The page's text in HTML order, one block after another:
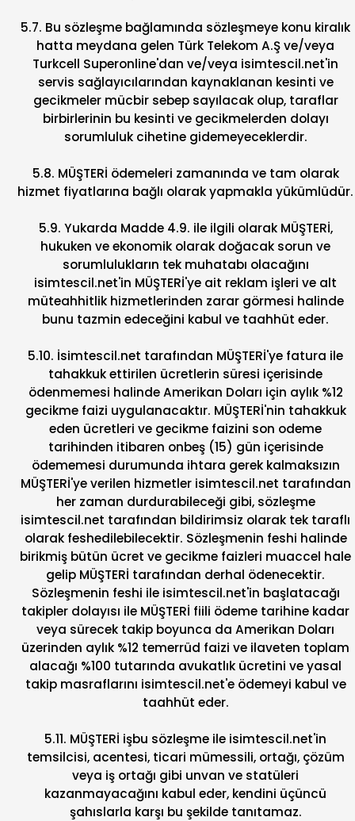
5.7. Bu sözleşme bağlamında sözleşmeye konu kiralık
hatta meydana gelen Türk Telekom A.Ş ve/veya
Turkcell Superonline'dan ve/veya isimtescil.net'in
servis sağlayıcılarından kaynaklanan kesinti ve
gecikmeler mücbir sebep sayılacak olup, taraflar
birbirlerinin bu kesinti ve gecikmelerden dolayı
sorumluluk cihetine gidemeyeceklerdir.
5.8. MÜŞTERİ ödemeleri zamanında ve tam olarak
hizmet fiyatlarına bağlı olarak yapmakla yükümlüdür.
5.9. Yukarda Madde 4.9. ile ilgili olarak MÜŞTERİ,
hukuken ve ekonomik olarak doğacak sorun ve
sorumlulukların tek muhatabı olacağını
isimtescil.net'in MÜŞTERİ'ye ait reklam işleri ve alt
müteahhitlik hizmetlerinden zarar görmesi halinde
bunu tazmin edeceğini kabul ve taahhüt eder.
5.10. İsimtescil.net tarafından MÜŞTERİ'ye fatura ile
tahakkuk ettirilen ücretlerin süresi içerisinde
ödenmemesi halinde Amerikan Doları için aylık %12
gecikme faizi uygulanacaktır. MÜŞTERİ'nin tahakkuk
eden ücretleri ve gecikme faizini son odeme
tarihinden itibaren onbeş (15) gün içerisinde
ödememesi durumunda ihtara gerek kalmaksızın
MÜŞTERİ'ye verilen hizmetler isimtescil.net tarafından
her zaman durdurabileceği gibi, sözleşme
isimtescil.net tarafından bildirimsiz olarak tek taraflı
olarak feshedilebilecektir. Sözleşmenin feshi halinde
birikmiş bütün ücret ve gecikme faizleri muaccel hale
gelip MÜŞTERİ tarafından derhal ödenecektir.
Sözleşmenin feshi ile isimtescil.net'in başlatacağı
takipler dolayısı ile MÜŞTERİ fiili ödeme tarihine kadar
veya sürecek takip boyunca da Amerikan Doları
üzerinden aylık %12 temerrüd faizi ve ilaveten toplam
alacağı %100 tutarında avukatlık ücretini ve yasal
takip masraflarını isimtescil.net'e ödemeyi kabul ve
taahhüt eder.
5.11. MÜŞTERİ işbu sözleşme ile isimtescil.net'in
temsilcisi, acentesi, ticari mümessili, ortağı, çözüm
veya iş ortağı gibi unvan ve statüleri
kazanmayacağını kabul eder, kendini üçüncü
şahıslarla karşı bu şekilde tanıtamaz.